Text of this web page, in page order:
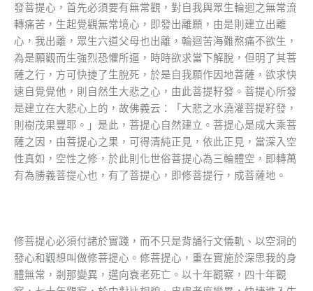
發菩提心，首先必須要有無常觀，對自我與眾生輪迴之無常流
轉痛苦，生起覺觀無常境心，即發出離願，由是則建立出離
心，我出離，眾生六道父母也出離，輪迴苦海難熬痛不欲生，
為是願觀而生強烈恐懼所逼，時時欲求當下解脫，但明了其菩
薩之行，方可快捷了生脫死，於是自我願作因地菩薩，欲求快
速自覺覺他，則自然生大悲之心，由此菩提籽發。菩提心所發
是建立在大悲心上的，故佛義云：「大悲之水澆灌菩提籽發，
則樹茂果豐耶。」是此，菩提心自然建立。菩提心是成大乘菩
薩之因，由菩提心之果，可得清純正見，依此正見，當深入空
性真如，空性之修，於此則化世俗菩提心為三輪體空，即轉萬
有為勝義菩提心也，有了菩提心，即修菩提行，成菩薩地。
修菩提心必須付諸於實踐，而不只是背誦行文儀軌、以空洞的
發心和觀想叫做修菩提心。修菩提心，重在實施於深思我的身
體無常，剎那變異，邁向衰老死亡。以十年觀察，四十年觀